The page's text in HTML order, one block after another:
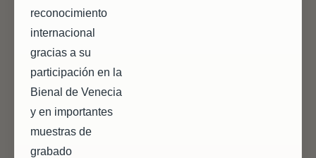
reconocimiento
internacional
gracias a su
participación en la
Bienal de Venecia
y en importantes
muestras de
grabado